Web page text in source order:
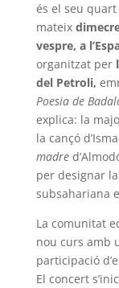
és el seu
mateix
vespre, a
organitzat per
del Petroli,
Poesia de
explica: la
la cançó
madre
per designar
subsahariana
La comunitat
nou curs amb
participació
El concert